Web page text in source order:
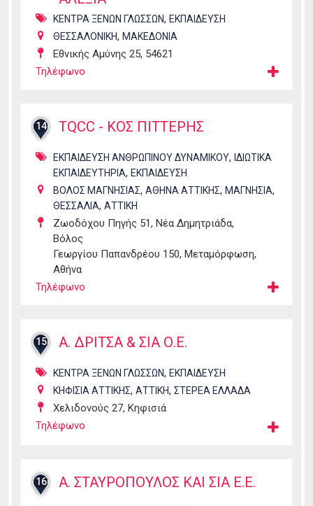
ΚΕΝΤΡΑ ΞΕΝΩΝ ΓΛΩΣΣΩΝ, ΕΚΠΑΙΔΕΥΣΗ
ΘΕΣΣΑΛΟΝΙΚΗ, ΜΑΚΕΔΟΝΙΑ
Εθνικής Αμύνης 25, 54621
Τηλέφωνο
14 TQCC - ΚΟΣ ΠΙΤΤΕΡΗΣ
ΕΚΠΑΙΔΕΥΣΗ ΑΝΘΡΩΠΙΝΟΥ ΔΥΝΑΜΙΚΟΥ, ΙΔΙΩΤΙΚΑ
ΕΚΠΑΙΔΕΥΤΗΡΙΑ, ΕΚΠΑΙΔΕΥΣΗ
ΒΟΛΟΣ ΜΑΓΝΗΣΙΑΣ, ΑΘΗΝΑ ΑΤΤΙΚΗΣ, ΜΑΓΝΗΣΙΑ,
ΘΕΣΣΑΛΙΑ, ΑΤΤΙΚΗ
Ζωοδόχου Πηγής 51, Νέα Δημητριάδα,
Βόλος
Γεωργίου Παπανδρέου 150, Μεταμόρφωση,
Αθήνα
Τηλέφωνο
15 Α. ΔΡΙΤΣΑ & ΣΙΑ Ο.Ε.
ΚΕΝΤΡΑ ΞΕΝΩΝ ΓΛΩΣΣΩΝ, ΕΚΠΑΙΔΕΥΣΗ
ΚΗΦΙΣΙΑ ΑΤΤΙΚΗΣ, ΑΤΤΙΚΗ, ΣΤΕΡΕΑ ΕΛΛΑΔΑ
Χελιδονούς 27, Κηφισιά
Τηλέφωνο
16 Α. ΣΤΑΥΡΟΠΟΥΛΟΣ ΚΑΙ ΣΙΑ Ε.Ε.